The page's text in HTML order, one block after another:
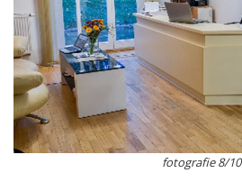
fotografie 8/10